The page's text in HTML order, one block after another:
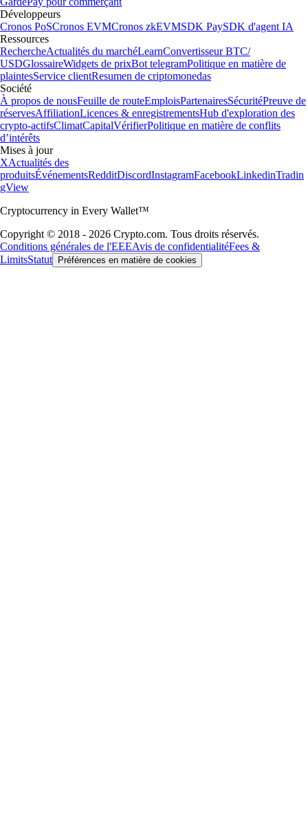
Développeurs
Cronos PoSCronos EVMCronos zkEVMSDK PaySDK d'agent IA
Ressources
RechercheActualités du marchéLearnConvertisseur BTC/
USDGlossaireWidgets de prixBot telegramPolitique en matière de
plaintesService clientResumen de criptomonedas
Société
À propos de nousFeuille de routeEmploisPartenairesSécuritéPreuve de
réservesAffiliationLicences & enregistrementsHub d'exploration des
crypto-actifsClimatCapitalVérifierPolitique en matière de conflits
d’intérêts
Mises à jour
XActualités des
produitsÉvénementsRedditDiscordInstagramFacebookLinkedinTradin
gView
Cryptocurrency in Every Wallet™
Copyright © 2018 - 2026 Crypto.com. Tous droits réservés.
Conditions générales de l'EEEAvis de confidentialitéFees &
LimitsStatut Préférences en matière de cookies